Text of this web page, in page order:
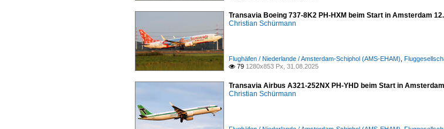
Transavia Boeing 737-8K2 PH-HXM beim Start in Amsterdam
Christian Schürmann
Flughäfen / Niederlande / Amsterdam-Schiphol (AMS-EHAM)
 79 1280x853 Px, 31.08.2025
Transavia Airbus A321-252NX PH-YHD beim Start in
Christian Schürmann